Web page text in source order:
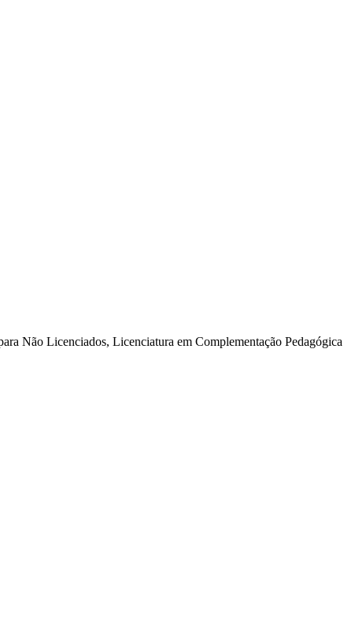
Não Licenciados, Licenciatura em Complementação Pedagógica